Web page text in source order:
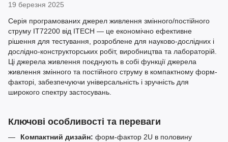
19 березня 2025
Серія програмованих джерел живлення змінного/постійного
струму IT72200 від ITECH — це економічно ефективне
рішення для тестування, розроблене для науково-дослідних і
дослідно-конструкторських робіт, виробництва та лабораторій.
Ці джерела живлення поєднують в собі функції джерела
живлення змінного та постійного струму в компактному форм-
факторі, забезпечуючи універсальність і зручність для
широкого спектру застосувань.
Ключові особливості та переваги
Компактний дизайн: форм-фактор 2U в половину